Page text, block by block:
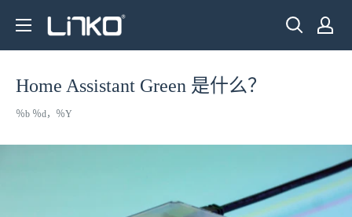
内
LINKO
LIMITED
Home Assistant Green 是什么？
％b ％d，％Y